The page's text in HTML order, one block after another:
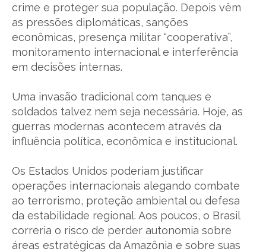
crime e proteger sua população. Depois vêm
as pressões diplomáticas, sanções
econômicas, presença militar “cooperativa”,
monitoramento internacional e interferência
em decisões internas.
Uma invasão tradicional com tanques e
soldados talvez nem seja necessária. Hoje, as
guerras modernas acontecem através da
influência política, econômica e institucional.
Os Estados Unidos poderiam justificar
operações internacionais alegando combate
ao terrorismo, proteção ambiental ou defesa
da estabilidade regional. Aos poucos, o Brasil
correria o risco de perder autonomia sobre
áreas estratégicas da Amazônia e sobre suas